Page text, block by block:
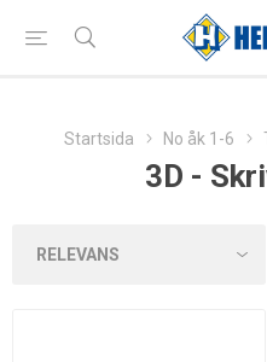
Startsida No åk 1-6
3D -